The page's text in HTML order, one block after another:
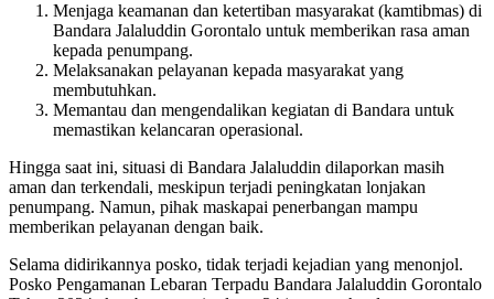
Menjaga keamanan dan ketertiban masyarakat (kamtibmas) di
Bandara Jalaluddin Gorontalo untuk memberikan rasa aman
kepada penumpang.
Melaksanakan pelayanan kepada masyarakat yang
membutuhkan.
Memantau dan mengendalikan kegiatan di Bandara untuk
memastikan kelancaran operasional.
Hingga saat ini, situasi di Bandara Jalaluddin dilaporkan masih
aman dan terkendali, meskipun terjadi peningkatan lonjakan
penumpang. Namun, pihak maskapai penerbangan mampu
memberikan pelayanan dengan baik.
Selama didirikannya posko, tidak terjadi kejadian yang menonjol.
Posko Pengamanan Lebaran Terpadu Bandara Jalaluddin Gorontalo